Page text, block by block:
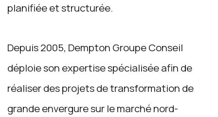
planifiée et structurée.
Depuis 2005, Dempton Groupe Conseil
déploie son expertise spécialisée afin de
réaliser des projets de transformation de
grande envergure sur le marché nord-